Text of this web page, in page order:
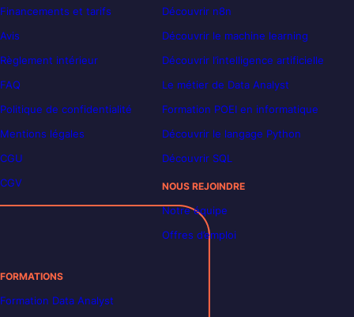
Financements et tarifs
Avis
Règlement intérieur
FAQ
Politique de confidentialité
Mentions légales
CGU
CGV
Découvrir n8n
Découvrir le machine learning
Découvrir l’intelligence artificielle
Le métier de Data Analyst
Formation POEI en informatique
Découvrir le langage Python
Découvrir SQL
NOUS REJOINDRE
Notre équipe
Offres d’emploi
FORMATIONS
Formation Data Analyst